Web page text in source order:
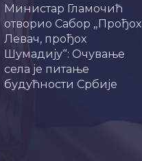
Министар Гламочић
отворио Сабор „Прођох
Левач, прођох
Шумадију“: Очување
села је питање
будућности Србије